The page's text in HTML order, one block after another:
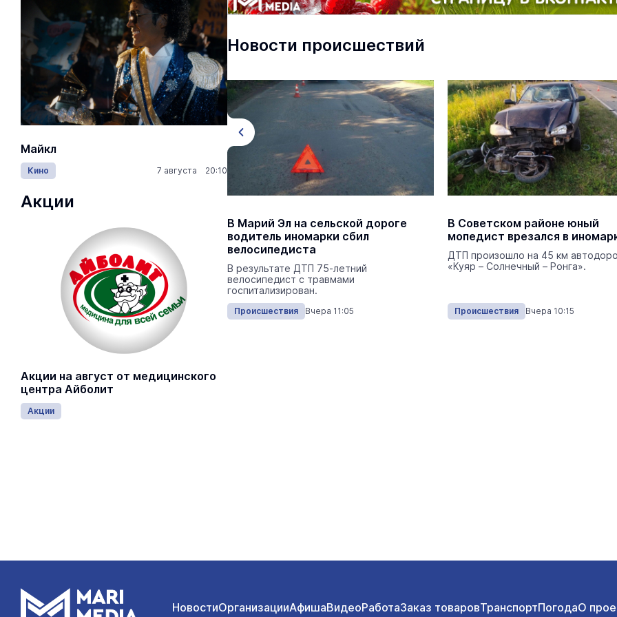
Майкл
Кино 7 августа 20:10
Лида / Lida
Концерты 26 августа 19:00
На ощупь.
лабиринту
Город
Акции
Акции на август от медицинского
центра Айболит
Акции
Новости происшествий
домовой чат и потеряла 1,6 млн
Приглашение поступило в одном из
мессенджеров.
Происшествия Вчера 15:40
В Марий Эл на сельской дороге
водитель иномарки сбил
велосипедиста
В результате ДТП 75-летний
велосипедист с травмами
госпитализирован.
Происшествия Вчера 11:05
В Советском районе юный
мопедист врезался в
ДТП произошло на 45 км
«Куяр – Солнечный – Ронга».
Происшествия Вчера 10:15
центр посетили два министра
НовостиОрганизацииАфишаВидеоРаботаЗаказ товаровТранспортПогодаО